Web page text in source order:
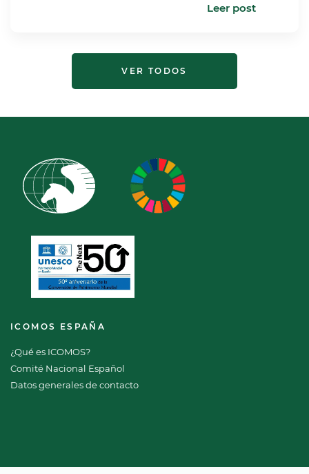
Leer post
VER TODOS
ICOMOS ESPAÑA
¿Qué es ICOMOS?
Comité Nacional Español
Datos generales de contacto